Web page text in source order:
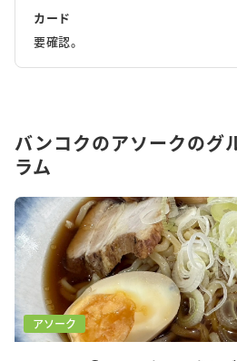
カード
要確認。
バンコクのアソークのグ
ラム
アソーク